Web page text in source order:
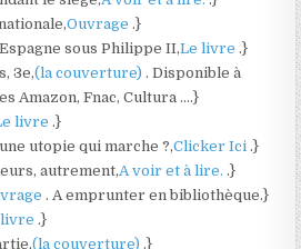
Ouvrage.}
sous Philippe II,Le livre.}
3e,(la couverture). Disponible à
Amazon, Fnac, Cultura ….}
livre.}
utopie qui marche ?,Clicker Ici.}
autrement,A voir et à lire..}
. A emprunter en bibliothèque.}
livre.}
(la couverture).}